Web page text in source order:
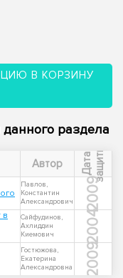
В КОРЗИНУ
раздела
Автор Д
а
т
а
з
а
щ
и
т ы
Павлов,
Константин
Александрович
2009
в
Сайфудинов,
Ахлиддин
Киемович
2004
Гостюжова,
Екатерина
Александровна
2009